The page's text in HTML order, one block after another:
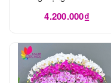
4.200.000₫